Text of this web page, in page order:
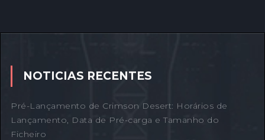
NOTICIAS RECENTES
Pré-Lançamento de Crimson Desert: Horários de
Lançamento, Data de Pré-carga e Tamanho do
Ficheiro